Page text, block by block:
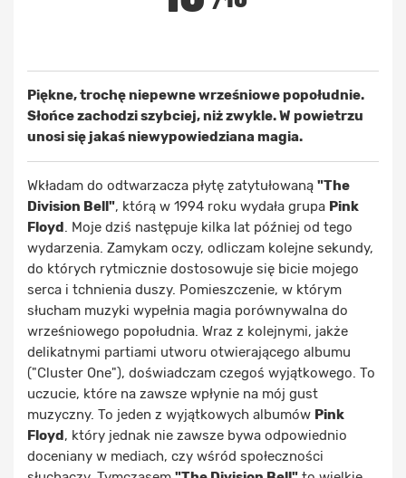
Piękne, trochę niepewne wrześniowe popołudnie.
Słońce zachodzi szybciej, niż zwykle. W powietrzu
unosi się jakaś niewypowiedziana magia.
Wkładam do odtwarzacza płytę zatytułowaną "The
Division Bell", którą w 1994 roku wydała grupa Pink
Floyd. Moje dziś następuje kilka lat później od tego
wydarzenia. Zamykam oczy, odliczam kolejne sekundy,
do których rytmicznie dostosowuje się bicie mojego
serca i tchnienia duszy. Pomieszczenie, w którym
słucham muzyki wypełnia magia porównywalna do
wrześniowego popołudnia. Wraz z kolejnymi, jakże
delikatnymi partiami utworu otwierającego albumu
("Cluster One"), doświadczam czegoś wyjątkowego. To
uczucie, które na zawsze wpłynie na mój gust
muzyczny. To jeden z wyjątkowych albumów Pink
Floyd, który jednak nie zawsze bywa odpowiednio
doceniany w mediach, czy wśród społeczności